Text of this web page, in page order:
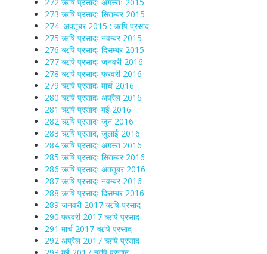
273 ऋषि प्रसादः सितम्बर 2015
274: अक्तूबर 2015 : ऋषि प्रसाद
275 ऋषि प्रसादः नवम्बर 2015
276 ऋषि प्रसादः दिसम्बर 2015
277 ऋषि प्रसादः जनवरी 2016
278 ऋषि प्रसादः फरवरी 2016
279 ऋषि प्रसादः मार्च 2016
280 ऋषि प्रसादः अप्रैल 2016
281 ऋषि प्रसादः मई 2016
282 ऋषि प्रसादः जून 2016
283 ऋषि प्रसाद, जुलाई 2016
284 ऋषि प्रसादः अगस्त 2016
285 ऋषि प्रसादः सितम्बर 2016
286 ऋषि प्रसादः अक्तूबर 2016
287 ऋषि प्रसादः नवम्बर 2016
288 ऋषि प्रसादः दिसम्बर 2016
289 जनवरी 2017 ऋषि प्रसाद
290 फरवरी 2017 ऋषि प्रसाद
291 मार्च 2017 ऋषि प्रसाद
292 अप्रैल 2017 ऋषि प्रसाद